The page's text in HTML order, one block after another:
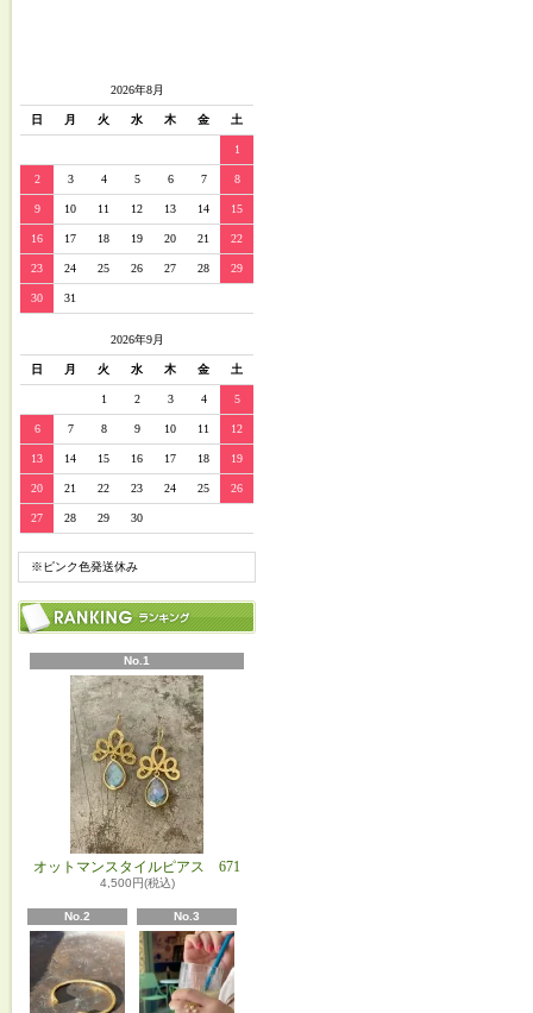
2026年8月
日 月 火 水 木 金 土
1
2 3 4 5 6 7 8
9 10 11 12 13 14 15
16 17 18 19 20 21 22
23 24 25 26 27 28 29
30 31
2026年9月
日 月 火 水 木 金 土
1 2 3 4 5
6 7 8 9 10 11 12
13 14 15 16 17 18 19
20 21 22 23 24 25 26
27 28 29 30
※ピンク色発送休み
No.1
オットマンスタイルピアス 671
4,500円(税込)
No.2 No.3